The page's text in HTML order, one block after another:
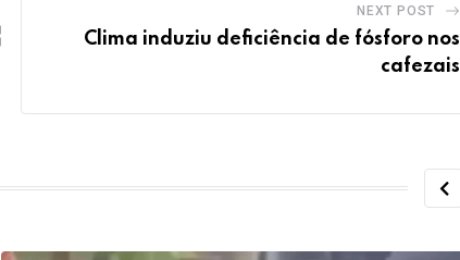
NEXT POST
Clima induziu deficiência de fósforo nos
cafezais